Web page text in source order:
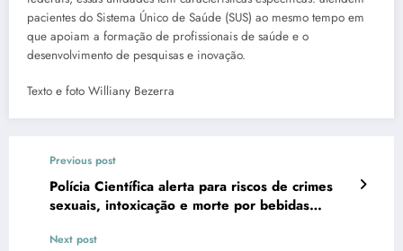
pacientes do Sistema Único de Saúde (SUS) ao mesmo tempo em
que apoiam a formação de profissionais de saúde e o
desenvolvimento de pesquisas e inovação.
Texto e foto Williany Bezerra
Previous post
Polícia Científica alerta para riscos de crimes
sexuais, intoxicação e morte por bebidas
Next post